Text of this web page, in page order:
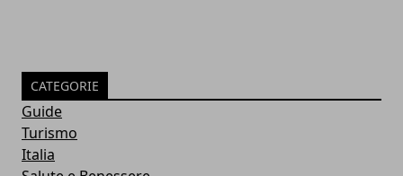
CATEGORIE
Guide
Turismo
Italia